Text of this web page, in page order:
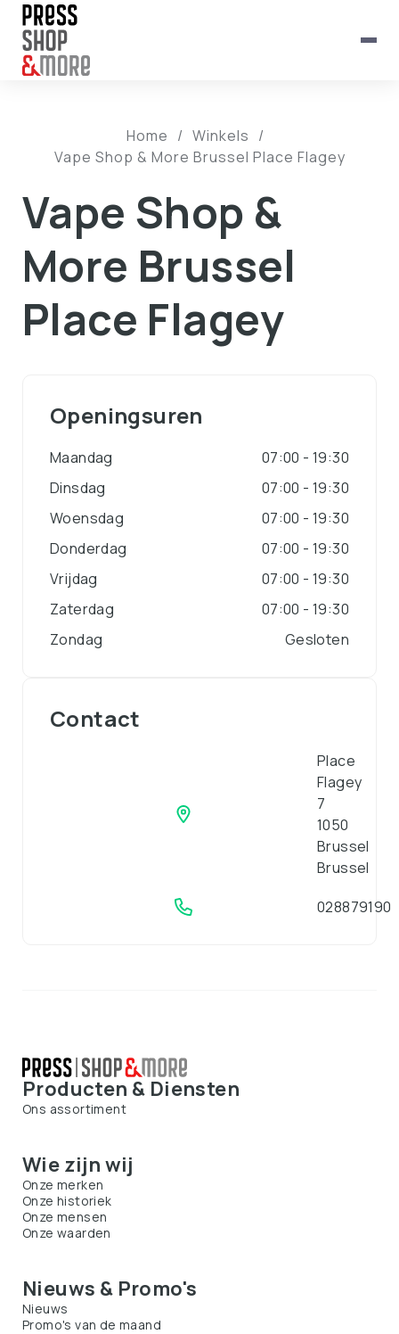
Home / Winkels /
Vape Shop & More Brussel Place Flagey
Vape Shop &
More Brussel
Place Flagey
Openingsuren
Maandag
07:00 - 19:30
Dinsdag
07:00 - 19:30
Woensdag
07:00 - 19:30
Donderdag
07:00 - 19:30
Vrijdag
07:00 - 19:30
Zaterdag
07:00 - 19:30
Zondag
Gesloten
Contact
Place
Flagey
7
1050
Brussel
Brussel
028879190
Producten & Diensten
Ons assortiment
Wie zijn wij
Onze merken
Onze historiek
Onze mensen
Onze waarden
Nieuws & Promo's
Nieuws
Promo's van de maand